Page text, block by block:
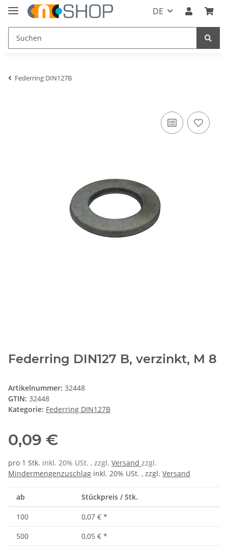
DE
Federring DIN127B
Federring DIN127 B, verzinkt, M 8
Artikelnummer: 32448
GTIN: 32448
Kategorie: Federring DIN127B
0,09 €
pro 1 Stk. inkl. 20% USt. , zzgl. Versand zzgl.
Mindermengenzuschlag inkl. 20% USt. , zzgl. Versand
ab Stückpreis / Stk.
100 0,07 € *
500
0,05 € *